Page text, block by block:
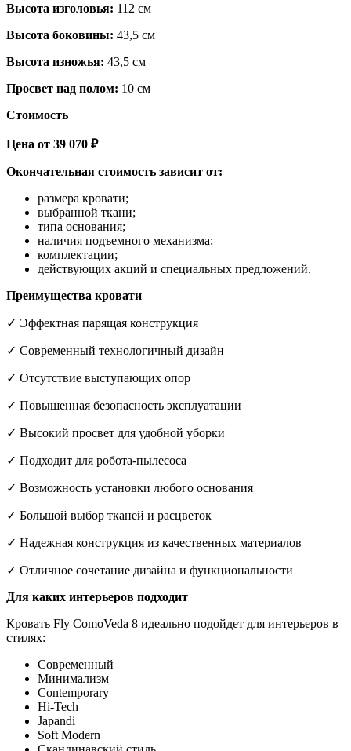
Высота изголовья: 112 см
Высота боковины: 43,5 см
Высота изножья: 43,5 см
Просвет над полом: 10 см
Стоимость
Цена от 39 070 ₽
Окончательная стоимость зависит от:
размера кровати;
выбранной ткани;
типа основания;
наличия подъемного механизма;
комплектации;
действующих акций и специальных предложений.
Преимущества кровати
✓ Эффектная парящая конструкция
✓ Современный технологичный дизайн
✓ Отсутствие выступающих опор
✓ Повышенная безопасность эксплуатации
✓ Высокий просвет для удобной уборки
✓ Подходит для робота-пылесоса
✓ Возможность установки любого основания
✓ Большой выбор тканей и расцветок
✓ Надежная конструкция из качественных материалов
✓ Отличное сочетание дизайна и функциональности
Для каких интерьеров подходит
Кровать Fly ComoVeda 8 идеально подойдет для интерьеров в
стилях:
Современный
Минимализм
Contemporary
Hi-Tech
Japandi
Soft Modern